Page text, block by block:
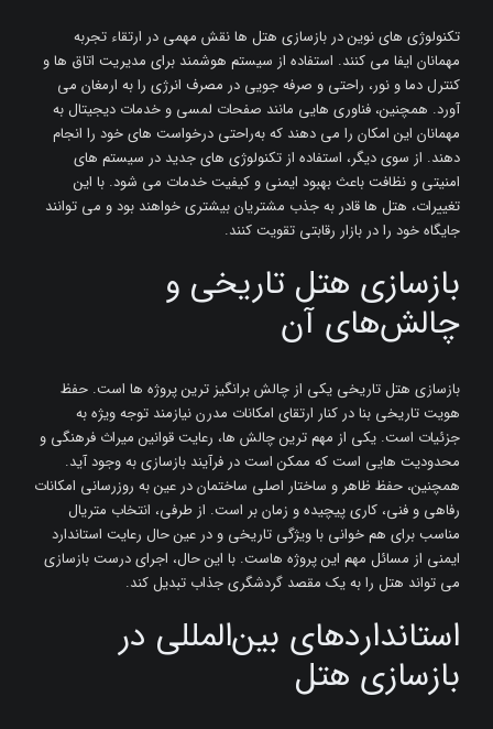
تکنولوژی ‌های نوین در بازسازی هتل ‌ها نقش مهمی در ارتقاء تجربه
مهمانان ایفا می‌ کنند. استفاده از سیستم‌ هوشمند برای مدیریت اتاق ‌ها و
کنترل دما و نور، راحتی و صرفه ‌جویی در مصرف انرژی را به ارمغان می
‌آورد. همچنین، فناوری ‌هایی مانند صفحات لمسی و خدمات دیجیتال به
مهمانان این امکان را می‌ دهند که به‌راحتی درخواست ‌های خود را انجام
دهند. از سوی دیگر، استفاده از تکنولوژی ‌های جدید در سیستم ‌های
امنیتی و نظافت باعث بهبود ایمنی و کیفیت خدمات می ‌شود. با این
تغییرات، هتل‌ ها قادر به جذب مشتریان بیشتری خواهند بود و می ‌توانند
جایگاه خود را در بازار رقابتی تقویت کنند.
بازسازی هتل‌ تاریخی و
چالش‌های آن
بازسازی هتل‌ تاریخی یکی از چالش ‌برانگیز ترین پروژه‌ ها است. حفظ
هویت تاریخی بنا در کنار ارتقای امکانات مدرن نیازمند توجه ویژه به
جزئیات است. یکی از مهم ‌ترین چالش‌ ها، رعایت قوانین میراث فرهنگی و
محدودیت ‌هایی است که ممکن است در فرآیند بازسازی به وجود آید.
همچنین، حفظ ظاهر و ساختار اصلی ساختمان در عین به‌ روزرسانی امکانات
رفاهی و فنی، کاری پیچیده و زمان ‌بر است. از طرفی، انتخاب متریال ‌
مناسب برای هم‌ خوانی با ویژگی‌ تاریخی و در عین حال رعایت استاندارد
ایمنی از مسائل مهم این پروژه‌ هاست. با این حال، اجرای درست بازسازی
می‌ تواند هتل را به یک مقصد گردشگری جذاب تبدیل کند.
استانداردهای بین‌المللی در
بازسازی هتل